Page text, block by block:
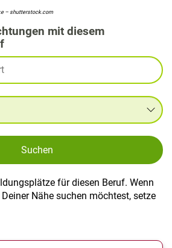
– shutterstock.com
mit diesem
Suchen
für diesen Beruf. Wenn
Nähe suchen möchtest, setze